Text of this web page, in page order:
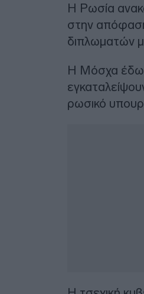
Η Ρωσία
στην
διπλωματών
Η Μόσχα
ρωσικό